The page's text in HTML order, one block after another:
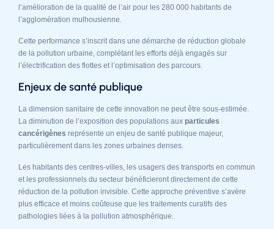
l’amélioration de la qualité de l’air pour les 280 000 habitants de
l’agglomération mulhousienne.
Cette performance s’inscrit dans une démarche de réduction globale
de la pollution urbaine, complétant les efforts déjà engagés sur
l’électrification des flottes et l’optimisation des parcours.
Enjeux de santé publique
La dimension sanitaire de cette innovation ne peut être sous-estimée.
La diminution de l’exposition des populations aux particules
cancérigènes représente un enjeu de santé publique majeur,
particulièrement dans les zones urbaines denses.
Les habitants des centres-villes, les usagers des transports en commun
et les professionnels du secteur bénéficieront directement de cette
réduction de la pollution invisible. Cette approche préventive s’avère
plus efficace et moins coûteuse que les traitements curatifs des
pathologies liées à la pollution atmosphérique.